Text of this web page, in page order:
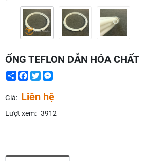
ỐNG TEFLON DẪN HÓA CHẤT
ShareFacebook
Twitter
Giá: Liên hệ
Lượt xem: 3912